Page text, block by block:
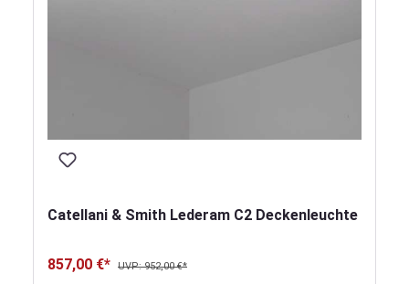
Catellani & Smith Lederam C2 Deckenleuchte
857,00 €* UVP: 952,00 €*